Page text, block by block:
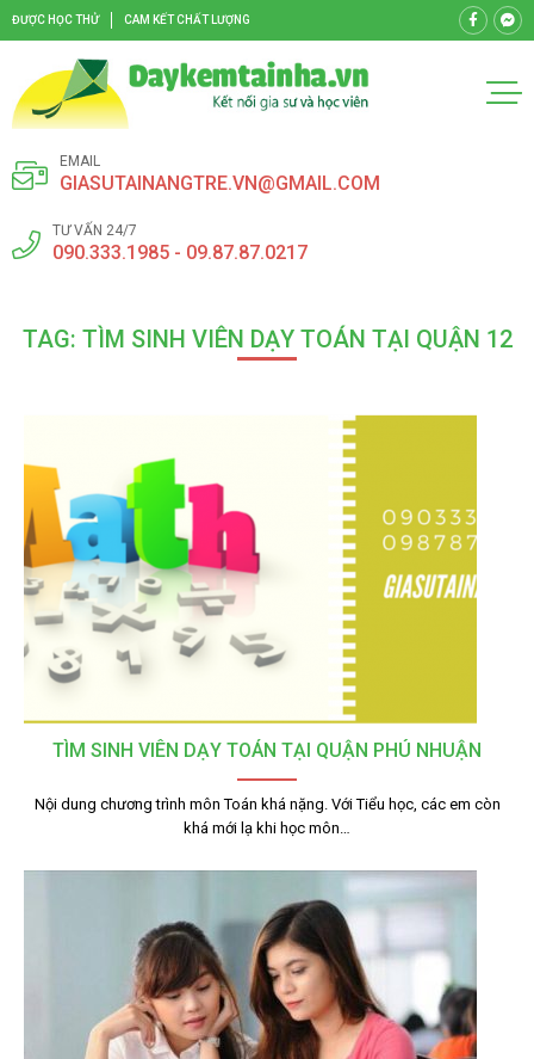
ĐƯỢC HỌC THỬ CAM KẾT CHẤT LƯỢNG
EMAIL
GIASUTAINANGTRE.VN@GMAIL.COM
TƯ VẤN 24/7
090.333.1985 - 09.87.87.0217
TAG: TÌM SINH VIÊN DẠY TOÁN TẠI QUẬN 12
TÌM SINH VIÊN DẠY TOÁN TẠI QUẬN PHÚ NHUẬN
Nội dung chương trình môn Toán khá nặng. Với Tiểu học, các em còn
khá mới lạ khi học môn…